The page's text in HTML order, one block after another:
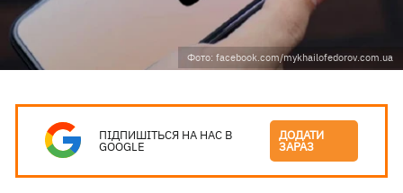
Фото: facebook.com/mykhailofedorov.com.ua
ПІДПИШІТЬСЯ НА НАС В
GOOGLE
ДОДАТИ
ЗАРАЗ